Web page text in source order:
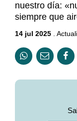
nuestro día:
siempre que
14 jul 2025 .